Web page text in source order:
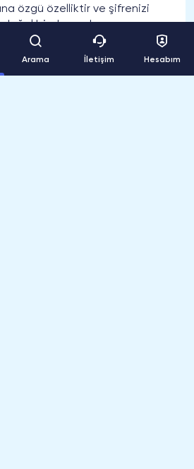
Arama İletişim Hesabım
özgü özelliktir ve şifrenizi
doğal bir durumdur.
sorununun çözümü için iki